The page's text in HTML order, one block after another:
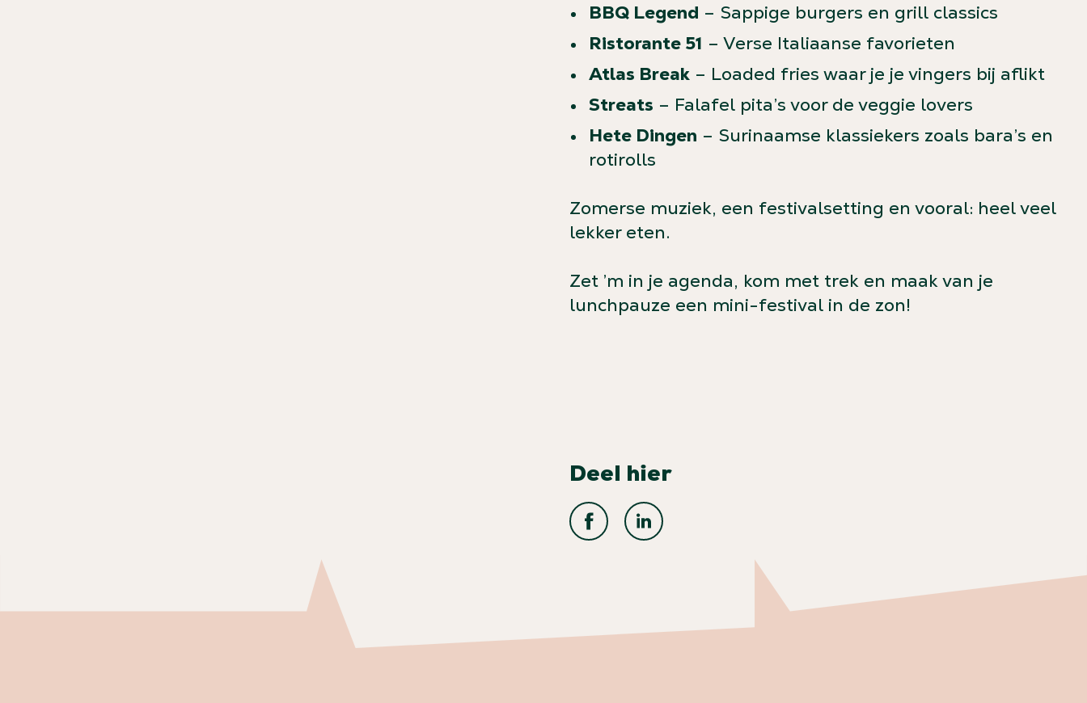
BBQ Legend – Sappige burgers en grill classics
Ristorante 51 – Verse Italiaanse favorieten
Atlas Break – Loaded fries waar je je vingers bij aflikt
Streats – Falafel pita’s voor de veggie lovers
Hete Dingen – Surinaamse klassiekers zoals bara’s en
rotirolls
Zomerse muziek, een festivalsetting en vooral: heel veel
lekker eten.
Zet ’m in je agenda, kom met trek en maak van je
lunchpauze een mini-festival in de zon!
Deel hier